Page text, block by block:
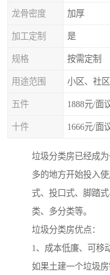
龙骨密度 加厚
加工定制 是
规格 按需定制
用途范围 小区、社
五件 1888元/面
十件 1666元/面
垃圾分类房已经成
多的地方开始投入
式、投口式、脚踏
类、多分类等。
垃圾分类房优点：
1、成本低廉、可移
如果土建一个垃圾